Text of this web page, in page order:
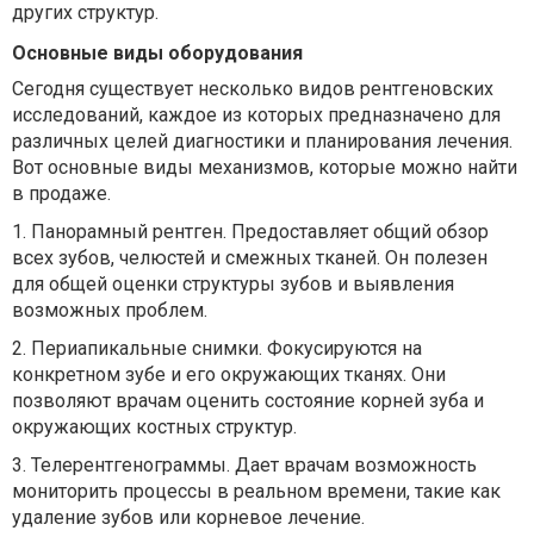
других структур.
Основные виды оборудования
Сегодня существует несколько видов рентгеновских
исследований, каждое из которых предназначено для
различных целей диагностики и планирования лечения.
Вот основные виды механизмов, которые можно найти
в продаже.
1. Панорамный рентген. Предоставляет общий обзор
всех зубов, челюстей и смежных тканей. Он полезен
для общей оценки структуры зубов и выявления
возможных проблем.
2. Периапикальные снимки. Фокусируются на
конкретном зубе и его окружающих тканях. Они
позволяют врачам оценить состояние корней зуба и
окружающих костных структур.
3. Телерентгенограммы. Дает врачам возможность
мониторить процессы в реальном времени, такие как
удаление зубов или корневое лечение.